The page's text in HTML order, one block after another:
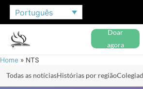
Português
Doar
agora
Home » NTS
Todas as notíciasHistórias por região